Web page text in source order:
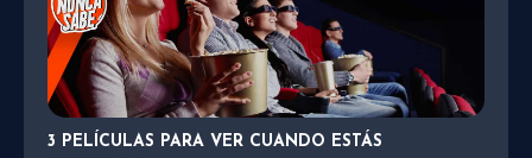
3 PELÍCULAS PARA VER CUANDO ESTÁS